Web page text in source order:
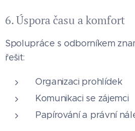
6. Úspora času a komfort
Spolupráce s odborníkem
řešit:
Organizaci prohlídek
Komunikaci se zájemci
Papírování a právní